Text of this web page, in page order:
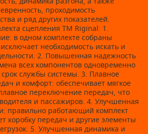
проходимость
и ряд других показателей.
сцепления ТМ Riginal: 1.
в одном комплекте собраны
необходимость искать и
2. Повышенная надежность
всех компонентов одновременно
срок службы системы. 3. Плавное
и комфорт: обеспечивает мягкое
переключение передач, что
и пассажиров. 4. Улучшенная
правильно работающий комплект
коробку передач и другие элементы
5. Улучшенная динамика и